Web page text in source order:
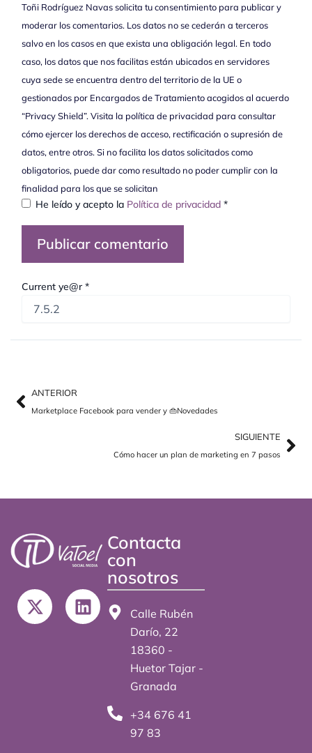
Toñi Rodríguez Navas solicita tu consentimiento para publicar y
moderar los comentarios. Los datos no se cederán a terceros
salvo en los casos en que exista una obligación legal. En todo
caso, los datos que nos facilitas están ubicados en servidores
cuya sede se encuentra dentro del territorio de la UE o
gestionados por Encargados de Tratamiento acogidos al acuerdo
“Privacy Shield”. Visita la política de privacidad para consultar
cómo ejercer los derechos de acceso, rectificación o supresión de
datos, entre otros. Si no facilita los datos solicitados como
obligatorios, puede dar como resultado no poder cumplir con la
finalidad para los que se solicitan
He leído y acepto la Política de privacidad *
Current ye@r*
AntANTERIOR
Marketplace Facebook para vender y 👜Novedades
SIGUIENTE
Cómo hacer un plan de marketing en 7 pasos
X
-
L
i
Contacta
con
nosotros
Calle Rubén
Darío, 22
18360 -
Huetor Tajar -
Granada
+34 676 41
97 83